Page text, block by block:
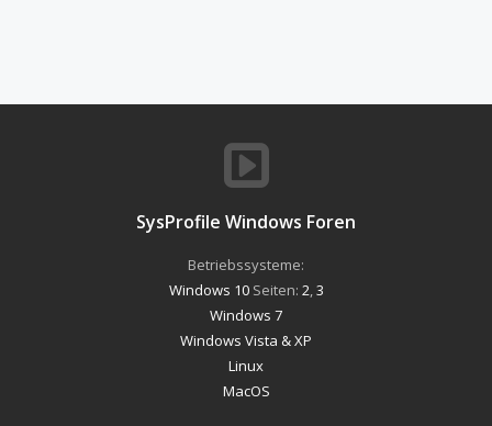
SysProfile Windows Foren
Betriebssysteme:
Windows 10Seiten: 2 3
Windows 7
Windows Vista & XP
Linux
MacOS